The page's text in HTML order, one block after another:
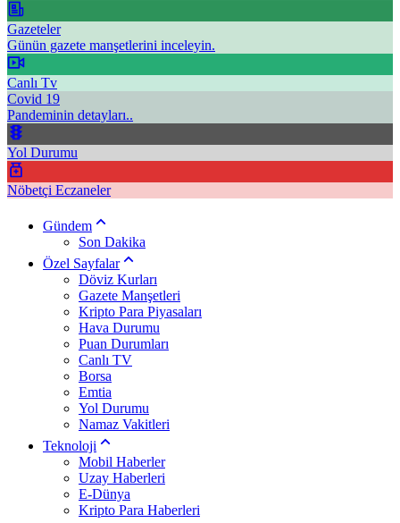
Gazeteler
Günün gazete manşetlerini inceleyin.
Canlı Tv
Covid 19
Pandeminin detayları..
Yol Durumu
Nöbetçi Eczaneler
Gündem
Son Dakika
Özel Sayfalar
Döviz Kurları
Gazete Manşetleri
Kripto Para Piyasaları
Hava Durumu
Puan Durumları
Canlı TV
Borsa
Emtia
Yol Durumu
Namaz Vakitleri
Teknoloji
Mobil Haberler
Uzay Haberleri
E-Dünya
Kripto Para Haberleri